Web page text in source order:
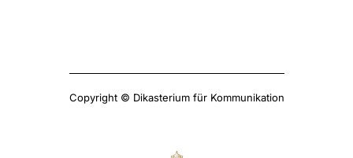
Copyright © Dikasterium für Kommunikation